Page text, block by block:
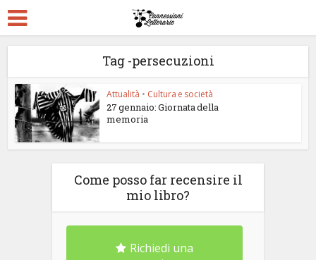
Tag -persecuzioni
Attualità • Cultura e società
27 gennaio: Giornata della
memoria
Come posso far recensire il
mio libro?
Richiedi una